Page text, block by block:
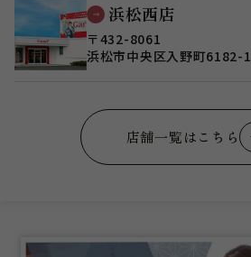
浜松西店
〒432-8061
浜松市中央区入野町6182-1
店舗一覧はこちら